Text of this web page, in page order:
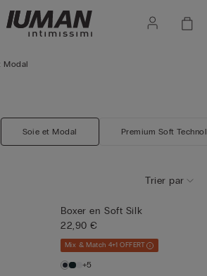
Modal
Soie et Modal Premium Soft
Trier par
Boxer en Soft Silk
22,90 €
Mix & Match 4+1 OFFERT
+5